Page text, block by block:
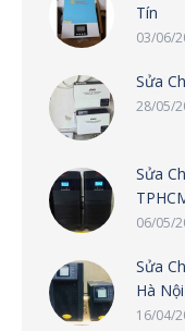
Tín
03/06/
Sửa
28/05/
Sửa
06/05/
Sửa
Hà Nội
16/04/